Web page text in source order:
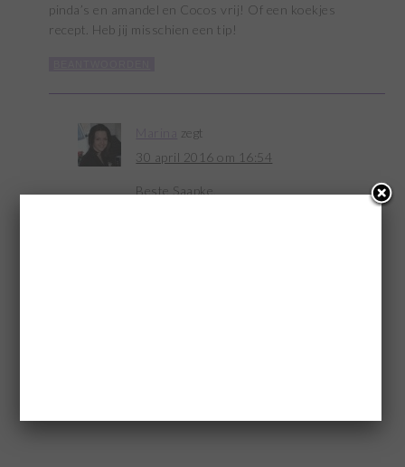
pinda’s en amandel en Cocos vrij! Of een koekjes
recept. Heb jij misschien een tip!
zegt
30 april 2016 om 16:54
Beste Saapke,